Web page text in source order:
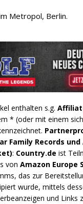
Metropol, Berlin.
enthalten s.g.
* (oder mit einem
Family Records
: Country.de ist
von Amazon Europe
das zur
wurde, mittels
und Links